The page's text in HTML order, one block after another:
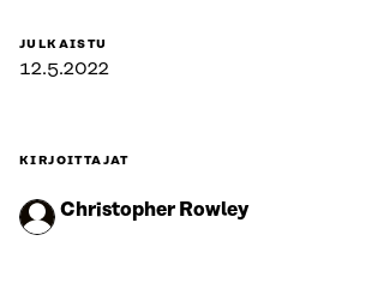
JULKAISTU
12.5.2022
KIRJOITTAJAT
Christopher Rowley